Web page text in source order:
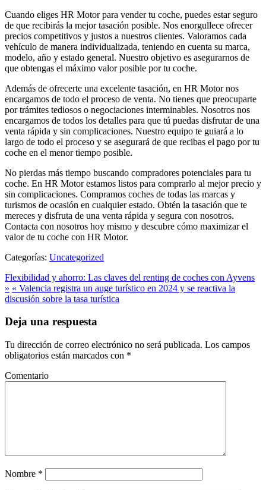
Cuando eliges HR Motor para vender tu coche, puedes estar seguro
de que recibirás la mejor tasación posible. Nos enorgullece ofrecer
precios competitivos y justos a nuestros clientes. Valoramos cada
vehículo de manera individualizada, teniendo en cuenta su marca,
modelo, año y estado general. Nuestro objetivo es asegurarnos de
que obtengas el máximo valor posible por tu coche.
Además de ofrecerte una excelente tasación, en HR Motor nos
encargamos de todo el proceso de venta. No tienes que preocuparte
por trámites tediosos o negociaciones interminables. Nosotros nos
encargamos de todos los detalles para que tú puedas disfrutar de una
venta rápida y sin complicaciones. Nuestro equipo te guiará a lo
largo de todo el proceso y se asegurará de que recibas el pago por tu
coche en el menor tiempo posible.
No pierdas más tiempo buscando compradores potenciales para tu
coche. En HR Motor estamos listos para comprarlo al mejor precio y
sin complicaciones. Compramos coches de todas las marcas y
turismos de ocasión en cualquier estado. Obtén la tasación que te
mereces y disfruta de una venta rápida y segura con nosotros.
Contacta con nosotros hoy mismo y descubre cómo maximizar el
valor de tu coche con HR Motor.
Categorías: Uncategorized
Flexibilidad y ahorro: Las claves del renting de coches con Ayvens
» « Valencia registra un auge turístico en 2024 y se reactiva la
discusión sobre la tasa turística
Deja una respuesta
Tu dirección de correo electrónico no será publicada. Los campos
obligatorios están marcados con *
Comentario
Nombre *